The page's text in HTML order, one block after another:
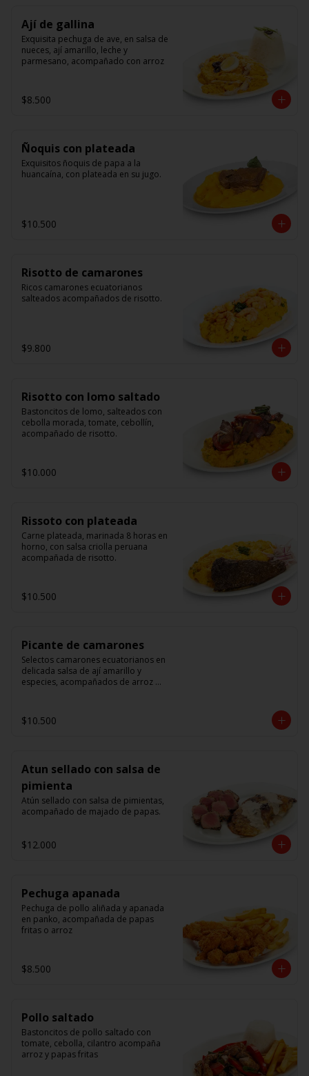
Ají de gallina
Exquisita pechuga de ave, en salsa de
nueces, ají amarillo, leche y
parmesano, acompañado con arroz
$8.500
Ñoquis con plateada
Exquisitos ñoquis de papa a la
huancaína, con plateada en su jugo.
$10.500
Risotto de camarones
Ricos camarones ecuatorianos
salteados acompañados de risotto.
$9.800
Risotto con lomo saltado
Bastoncitos de lomo, salteados con
cebolla morada, tomate, cebollín,
acompañado de risotto.
$10.000
Rissoto con plateada
Carne plateada, marinada 8 horas en
horno, con salsa criolla peruana
acompañada de risotto.
$10.500
Picante de camarones
Selectos camarones ecuatorianos en
delicada salsa de ají amarillo y
especies, acompañados de arroz
$10.500
Atun sellado con salsa de
pimienta
Atún sellado con salsa de pimientas,
acompañado de majado de papas.
$12.000
Pechuga apanada
Pechuga de pollo aliñada y apanada
en panko, acompañada de papas
fritas o arroz
$8.500
Pollo saltado
Bastoncitos de pollo saltado con
tomate, cebolla, cilantro acompaña
arroz y papas fritas